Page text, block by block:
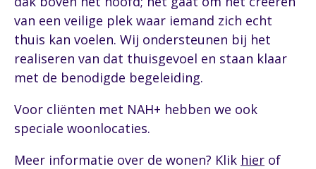
van een veilige plek waar iemand zich echt
thuis kan voelen. Wij ondersteunen bij het
realiseren van dat thuisgevoel en staan klaar
met de benodigde begeleiding.
Voor cliënten met NAH+ hebben we ook
speciale woonlocaties.
Meer informatie over de wonen? Klik hier of